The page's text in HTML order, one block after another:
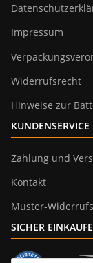
Impressum
Widerrufsrecht
Hinweise zur
KUNDENSERVICE
Zahlung und
Kontakt
Muster-
SICHER